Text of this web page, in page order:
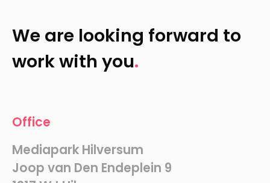
We are looking forward to
work with you
Office
Mediapark Hilversum
Joop van Den Endeplein 9